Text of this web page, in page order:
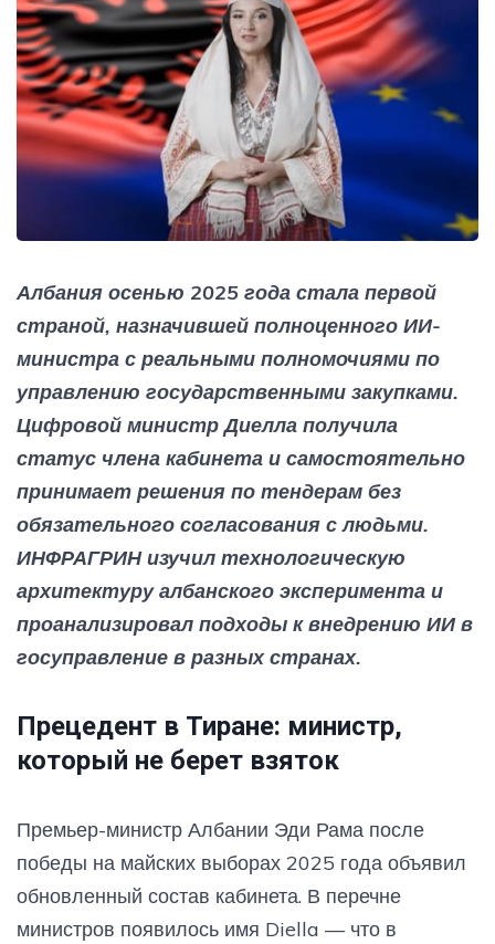
Албания осенью 2025 года стала первой
страной, назначившей полноценного ИИ-
министра с реальными полномочиями по
управлению государственными закупками.
Цифровой министр Диелла получила
статус члена кабинета и самостоятельно
принимает решения по тендерам без
обязательного согласования с людьми.
ИНФРАГРИН изучил технологическую
архитектуру албанского эксперимента и
проанализировал подходы к внедрению ИИ в
госуправление в разных странах.
Прецедент в Тиране: министр,
который не берет взяток
Премьер-министр Албании Эди Рама после
победы на майских выборах 2025 года объявил
обновленный состав кабинета. В перечне
министров появилось имя Diella — что в